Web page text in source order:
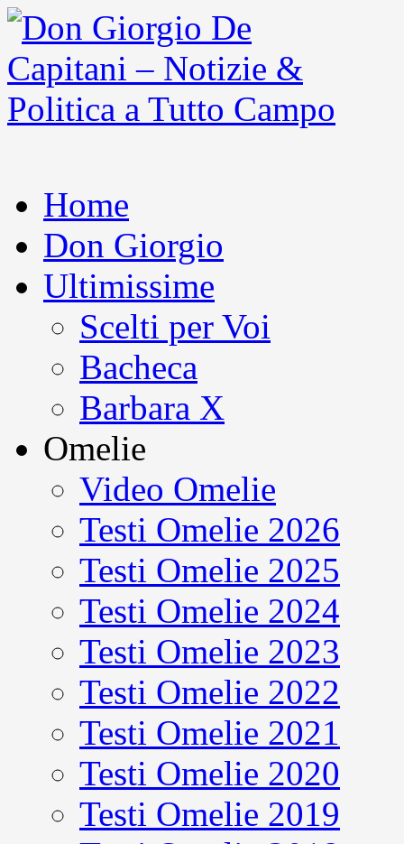
Home
Don Giorgio
Ultimissime
Scelti per Voi
Bacheca
Barbara X
Omelie
Video Omelie
Testi Omelie 2026
Testi Omelie 2025
Testi Omelie 2024
Testi Omelie 2023
Testi Omelie 2022
Testi Omelie 2021
Testi Omelie 2020
Testi Omelie 2019